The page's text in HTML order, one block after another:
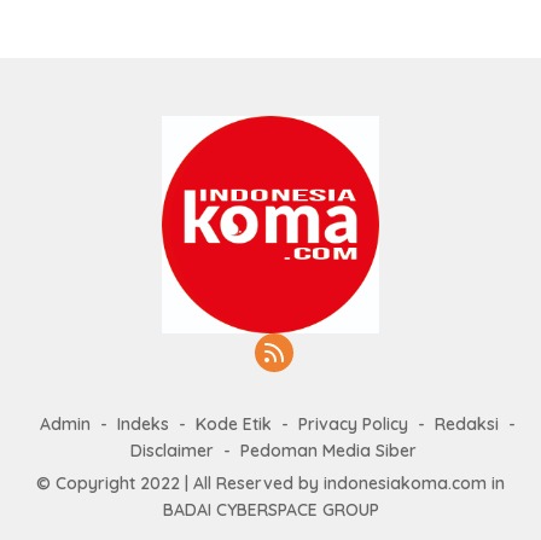
Admin Indeks Kode Etik Privacy Policy
Redaksi
Disclaimer
Pedoman Media Siber
© Copyright 2022 | All Reserved by indonesiakoma.com in
BADAI CYBERSPACE GROUP